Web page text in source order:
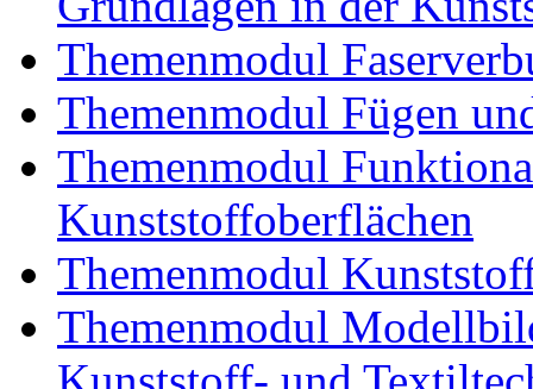
Themenmodul
Themenmodul Fügen
Themenmodul
Kunststoffoberflächen
Themenmodul
Themenmodul